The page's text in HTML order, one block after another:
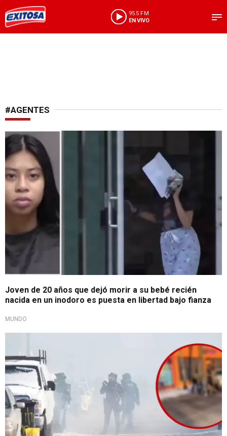
95.5 FM
EN VIVO
#AGENTES
Enfrentaba cargos de homicidio agravado
Joven de 20 años que dejó morir a su bebé recién
nacida en un inodoro es puesta en libertad bajo fianza
MUNDO